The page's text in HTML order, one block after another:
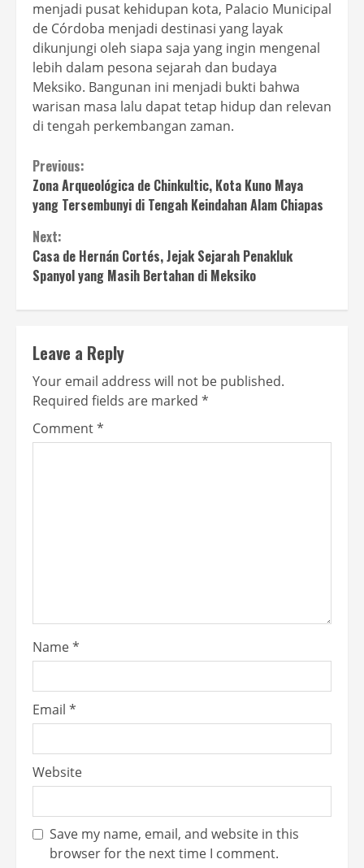
menjadi pusat kehidupan kota, Palacio Municipal
de Córdoba menjadi destinasi yang layak
dikunjungi oleh siapa saja yang ingin mengenal
lebih dalam pesona sejarah dan budaya
Meksiko. Bangunan ini menjadi bukti bahwa
warisan masa lalu dapat tetap hidup dan relevan
di tengah perkembangan zaman.
Continue
Reading
Previous:
Zona Arqueológica de Chinkultic, Kota Kuno Maya
yang Tersembunyi di Tengah Keindahan Alam Chiapas
Next:
Casa de Hernán Cortés, Jejak Sejarah Penakluk
Spanyol yang Masih Bertahan di Meksiko
Leave a Reply
Your email address will not be published.
Required fields are marked *
Comment*
Name*
Email *
Website
Save my name, email, and website in this
browser for the next time I comment.